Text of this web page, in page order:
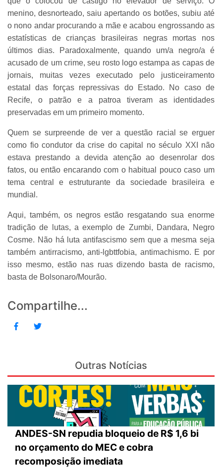
menino, desnorteado, saiu apertando os botões, subiu até
o nono andar procurando a mãe e acabou engrossando as
estatísticas de crianças brasileiras negras mortas nos
últimos dias. Paradoxalmente, quando um/a negro/a é
acusado de um crime, seu rosto logo estampa as capas de
jornais, muitas vezes executado pelo justiceiramento
estatal das forças repressivas do Estado. No caso de
Recife, o patrão e a patroa tiveram as identidades
preservadas em um primeiro momento.
Quem se surpreende de ver a questão racial se erguer
como fio condutor da crise do capital no século XXI não
estava prestando a devida atenção ao desenrolar dos
fatos, ou então encarando com o habitual pouco caso um
tema central e estruturante da sociedade brasileira e
mundial.
Aqui, também, os negros estão resgatando sua enorme
tradição de lutas, a exemplo de Zumbi, Dandara, Negro
Cosme. Não há luta antifascismo sem que a mesma seja
também antirracismo, anti-lgbttfobia, antimachismo. E por
isso mesmo, estão nas ruas dizendo basta de racismo,
basta de Bolsonaro/Mourão.
Compartilhe...
Outras Notícias
ANDES-SN repudia bloqueio de R$ 1,6 bi
no orçamento do MEC e cobra
recomposição imediata